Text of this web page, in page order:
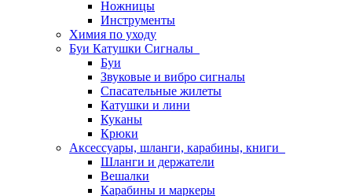
Ножницы
Инструменты
Химия по уходу
Буи Катушки Сигналы
Буи
Звуковые и вибро сигналы
Спасательные жилеты
Катушки и лини
Куканы
Крюки
Аксессуары, шланги, карабины, книги
Шланги и держатели
Вешалки
Карабины и маркеры